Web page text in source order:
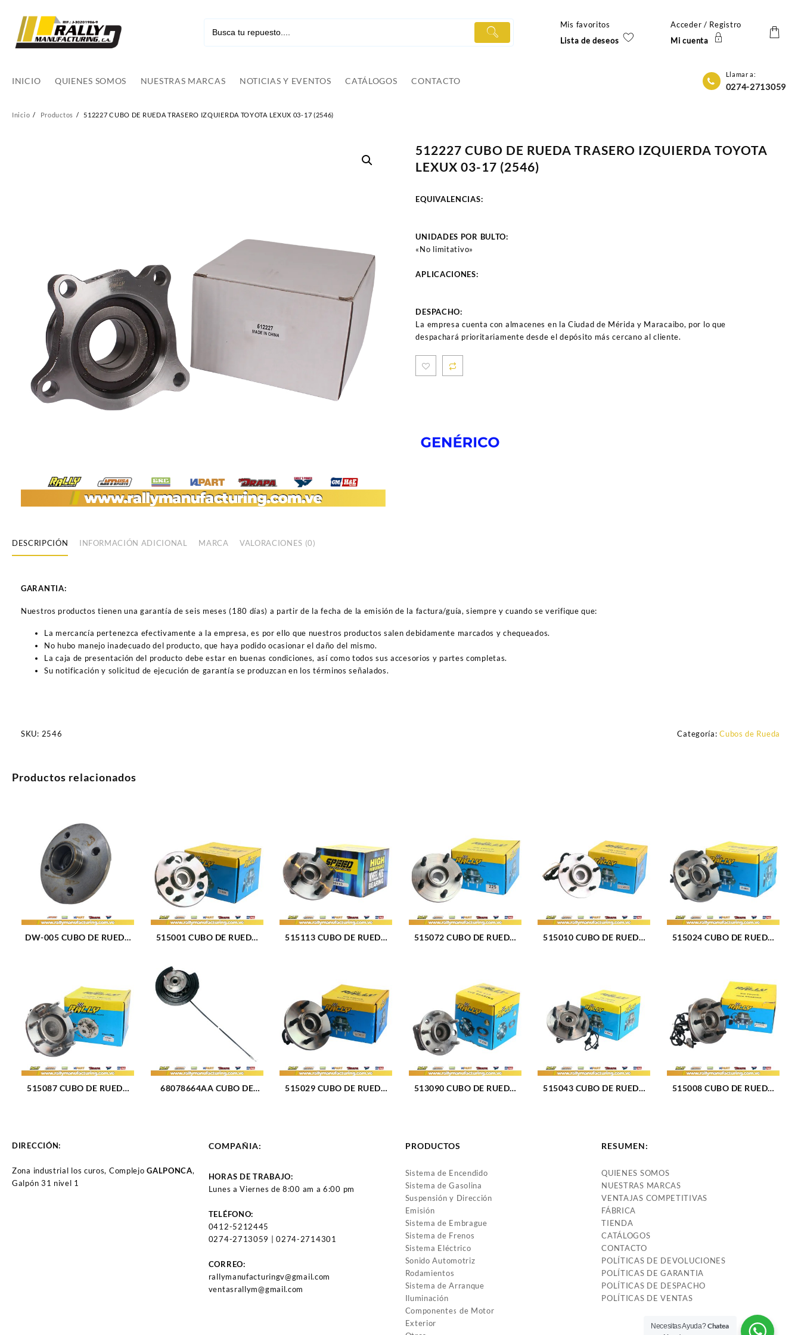
contenido
Mis favoritos
Lista de deseos
Acceder / Registro
Mi cuenta
INICIO QUIENES SOMOS NUESTRAS MARCAS NOTICIAS Y EVENTOS CATÁLOGOS CONTACTO
Llamar a:
0274-2713059
Inicio Productos 512227 CUBO DE RUEDA TRASERO IZQUIERDA TOYOTA LEXUX 03-17 (2546)
512227 CUBO DE RUEDA TRASERO IZQUIERDA TOYOTA
LEXUX 03-17 (2546)
EQUIVALENCIAS:
UNIDADES POR BULTO:
«No limitativo»
APLICACIONES:
DESPACHO:
La empresa cuenta con almacenes en la Ciudad de Mérida y Maracaibo, por lo que
despachará prioritariamente desde el depósito más cercano al cliente.
DESCRIPCIÓN INFORMACIÓN ADICIONAL MARCA VALORACIONES (0)
GARANTIA:
Nuestros productos tienen una garantía de seis meses (180 días) a partir de la fecha de la emisión de la factura/guía, siempre y cuando se verifique que:
La mercancía pertenezca efectivamente a la empresa, es por ello que nuestros productos salen debidamente marcados y chequeados.
No hubo manejo inadecuado del producto, que haya podido ocasionar el daño del mismo.
La caja de presentación del producto debe estar en buenas condiciones, así como todos sus accesorios y partes completas.
Su notificación y solicitud de ejecución de garantía se produzcan en los términos señalados.
SKU: 2546 Categoría:Cubos de Rueda
Productos relacionados
DW-005 CUBO DE RUEDA
515001 CUBO DE RUEDA
515113 CUBO DE RUEDA
515072 CUBO DE RUEDA
515010 CUBO DE RUEDA
515024 CUBO DE RUEDA
515087 CUBO DE RUEDA
68078664AA CUBO DE
515029 CUBO DE RUEDA
513090 CUBO DE RUEDA
515043 CUBO DE RUEDA
515008 CUBO DE RUEDA
DIRECCIÓN:
Zona industrial los curos, ComplejoGALPONCA,
Galpón 31 nivel 1
COMPAÑIA:
HORAS DE TRABAJO:
Lunes a Viernes de 8:00 am a 6:00 pm
TELÉFONO:
0412-5212445
0274-2713059 | 0274-2714301
CORREO:
rallymanufacturingv@gmail.com
ventasrallym@gmail.com
PRODUCTOS
Sistema de Encendido
Sistema de Gasolina
Suspensión y Dirección
Emisión
Sistema de Embrague
Sistema de Frenos
Sistema Eléctrico
Sonido Automotriz
Rodamientos
Sistema de Arranque
Iluminación
Componentes de Motor
Exterior
RESUMEN:
QUIENES SOMOS
NUESTRAS MARCAS
VENTAJAS COMPETITIVAS
FÁBRICA
TIENDA
CATÁLOGOS
CONTACTO
POLÍTICAS DE DEVOLUCIONES
POLÍTICAS DE GARANTIA
POLÍTICAS DE DESPACHO
POLÍTICAS DE VENTAS
Necesitas Ayuda?Chatea